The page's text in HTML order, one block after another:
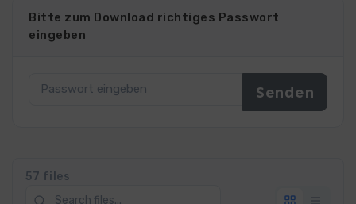
Bitte zum Download richtiges Passwort
eingeben
57 files